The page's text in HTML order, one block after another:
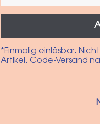
*Einmalig einlösbar.
Artikel. Code-Versand